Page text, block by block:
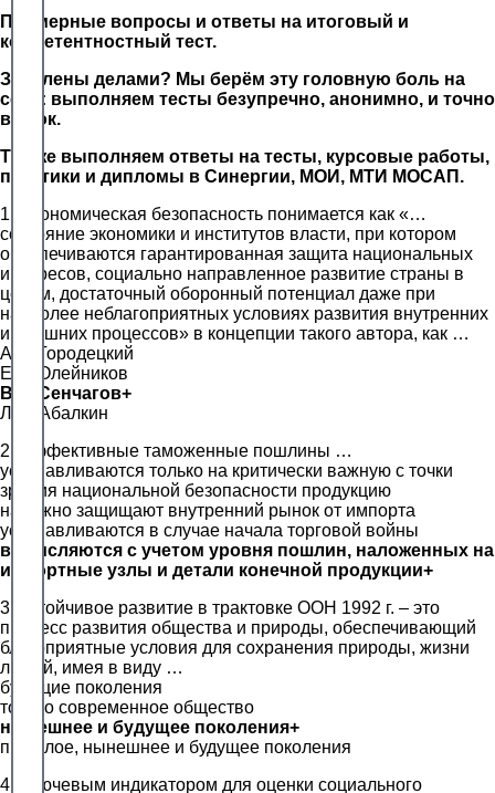
Примерные вопросы и ответы на итоговый и
компетентностный тест.
Завалены делами? Мы берём эту головную боль на
себя: выполняем тесты безупречно, анонимно, и точно
в срок.
Так же выполняем ответы на тесты, курсовые работы,
практики и дипломы в Синергии, МОИ, МТИ МОСАП.
1. Экономическая безопасность понимается как «…
состояние экономики и институтов власти, при котором
обеспечиваются гарантированная защита национальных
интересов, социально направленное развитие страны в
целом, достаточный оборонный потенциал даже при
наиболее неблагоприятных условиях развития внутренних
и внешних процессов» в концепции такого автора, как …
А.Е. Городецкий
Е.А. Олейников
В.К. Сенчагов+
Л.И. Абалкин
2. Эффективные таможенные пошлины …
устанавливаются только на критически важную с точки
зрения национальной безопасности продукцию
надежно защищают внутренний рынок от импорта
устанавливаются в случае начала торговой войны
вычисляются с учетом уровня пошлин, наложенных на
импортные узлы и детали конечной продукции+
3. Устойчивое развитие в трактовке ООН 1992 г. – это
процесс развития общества и природы, обеспечивающий
благоприятные условия для сохранения природы, жизни
людей, имея в виду …
будущие поколения
только современное общество
нынешнее и будущее поколения+
прошлое, нынешнее и будущее поколения
4. Ключевым индикатором для оценки социального